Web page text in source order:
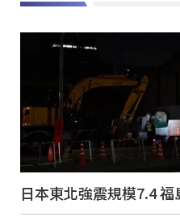
日本東北強震規模7.4